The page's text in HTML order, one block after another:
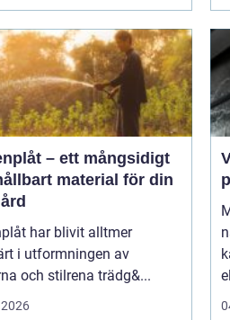
– ett mångsidigt
material för din
har blivit alltmer
i utformningen av
och stilrena trädg&...